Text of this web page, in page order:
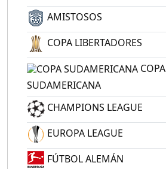
AMISTOSOS
COPA LIBERTADORES
COPA
SUDAMERICANA
CHAMPIONS LEAGUE
EUROPA LEAGUE
FÚTBOL ALEMÁN